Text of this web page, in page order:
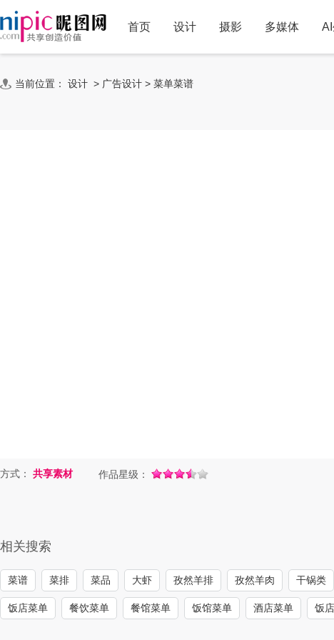
首页 设计 摄影 多媒体
当前位置： 设计 > 广告设计 > 菜单菜谱
方式： 共享素材 作品星级：
相关搜索
菜谱 菜排 菜品 大虾 孜然羊排 孜然羊肉 干锅类
饭店菜单 餐饮菜单 餐馆菜单 饭馆菜单 酒店菜单 饭